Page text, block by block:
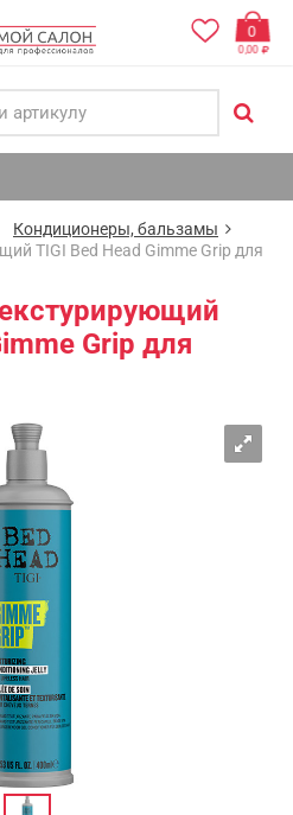
0
0,00
Кондиционеры, бальзамы
TIGI Bed Head Gimme Grip для
Grip для